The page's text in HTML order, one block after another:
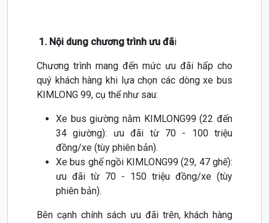
1. Nội dung chương trình ưu đãi
Chương trình mang đến mức ưu đãi hấp cho
quý khách hàng khi lựa chọn các dòng xe bus
KIMLONG 99, cụ thể như sau:
Xe bus giường nằm KIMLONG99 (22 đến
34 giường): ưu đãi từ 70 - 100 triệu
đồng/xe (tùy phiên bản).
Xe bus ghế ngồi KIMLONG99 (29, 47 ghế):
ưu đãi từ 70 - 150 triệu đồng/xe (tùy
phiên bản).
Bên cạnh chính sách ưu đãi trên, khách hàng